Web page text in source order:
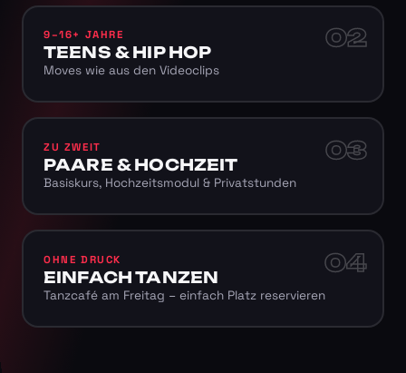
02
9–16+ JAHRE
TEENS & HIP HOP
Moves wie aus den Videoclips
03
ZU ZWEIT
PAARE & HOCHZEIT
Basiskurs, Hochzeitsmodul & Privatstunden
04
OHNE DRUCK
EINFACH TANZEN
Tanzcafé am Freitag – einfach Platz reservieren